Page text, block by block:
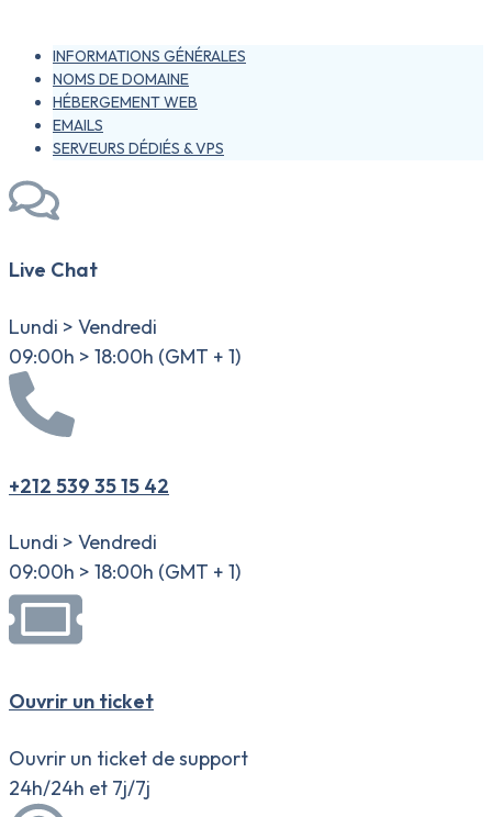
INFORMATIONS GÉNÉRALES
NOMS DE DOMAINE
HÉBERGEMENT WEB
EMAILS
SERVEURS DÉDIÉS & VPS
Live Chat
Lundi > Vendredi
09:00h > 18:00h (GMT + 1)
+212 539 35 15 42
Lundi > Vendredi
09:00h > 18:00h (GMT + 1)
Ouvrir un ticket
Ouvrir un ticket de support
24h/24h et 7j/7j